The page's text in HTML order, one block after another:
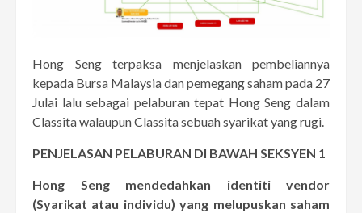
Hong Seng terpaksa menjelaskan pembeliannya
kepada Bursa Malaysia dan pemegang saham pada 27
Julai lalu sebagai pelaburan tepat Hong Seng dalam
Classita walaupun Classita sebuah syarikat yang rugi.
PENJELASAN PELABURAN DI BAWAH SEKSYEN 1
Hong Seng mendedahkan identiti vendor
(Syarikat atau individu) yang melupuskan saham